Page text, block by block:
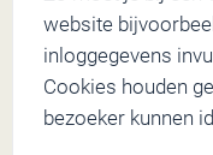
website
inloggegevens
Cookies houden
bezoeker kunnen